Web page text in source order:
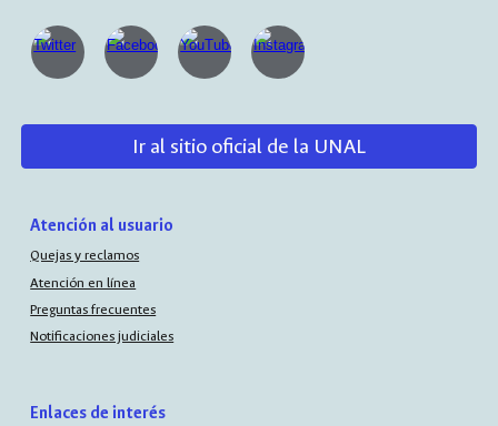
Ir al sitio oficial de la UNAL
Atención al usuario
Quejas y reclamos
Atención en línea
Preguntas frecuentes
Notificaciones judiciales
Enlaces de interés